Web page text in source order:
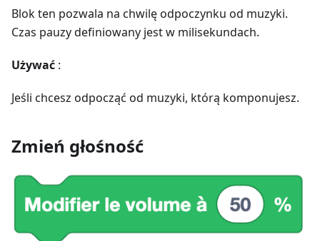
Blok ten pozwala na chwilę odpoczynku od muzyki.
Czas pauzy definiowany jest w milisekundach.
Używać :
Jeśli chcesz odpocząć od muzyki, którą komponujesz.
Zmień głośność